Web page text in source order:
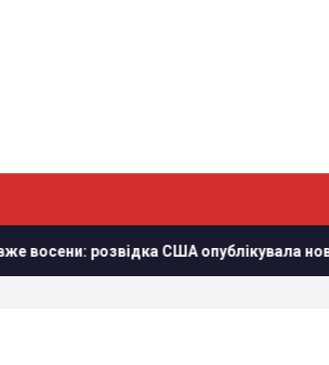
розвідка США опублікувала новий